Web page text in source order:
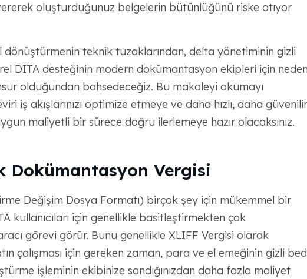
oluşturduğunuz belgelerin bütünlüğünü riske atıyor
dönüştürmenin teknik tuzaklarından, delta yönetiminin gizli
DITA desteğinin modern dokümantasyon ekipleri için neden
olduğundan bahsedeceğiz. Bu makaleyi okumayı
iş akışlarınızı optimize etmeye ve daha hızlı, daha
maliyetli bir sürece doğru ilerlemeye hazır olacaksınız.
Dokümantasyon Vergisi
Değişim Dosya Formatı) birçok şey için mükemmel bir
kullanıcıları için genellikle basitleştirmekten çok
görevi görür. Bunu genellikle XLIFF Vergisi olarak
çalışması için gereken zaman, para ve el emeğinin gizli
işleminin ekibinize sandığınızdan daha fazla maliyet